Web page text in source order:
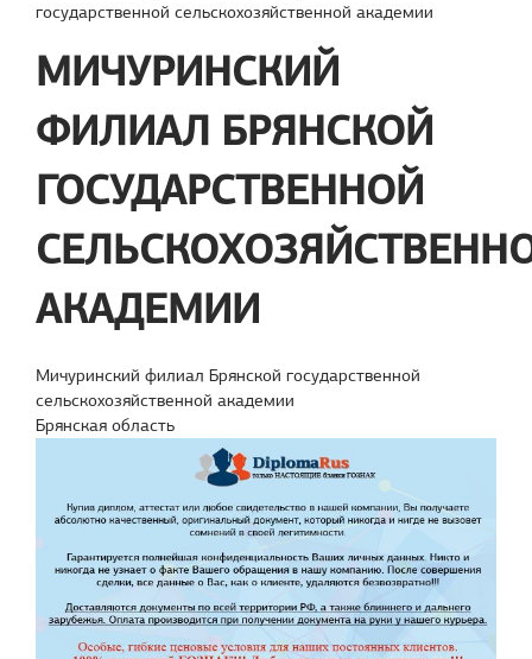
государственной сельскохозяйственной академии
МИЧУРИНСКИЙ
ФИЛИАЛ БРЯНСКОЙ
ГОСУДАРСТВЕННОЙ
АКАДЕМИИ
Мичуринский филиал Брянской государственной
сельскохозяйственной академии
Брянская область